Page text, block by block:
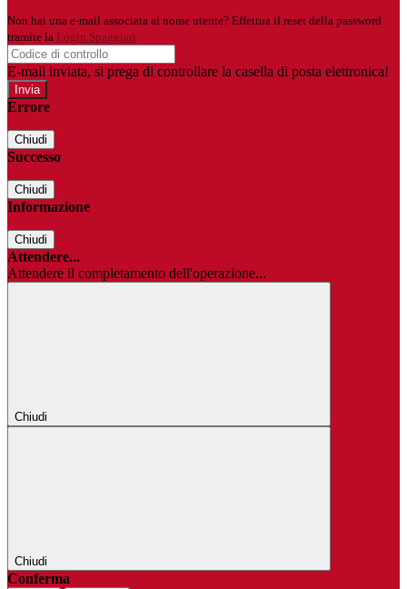
Non hai una e-mail associata al nome utente? Effettua il reset della password
tramite la Login Spaggiari
E-mail inviata, si prega di controllare la casella di posta elettronica!
Errore
Chiudi
Successo
Chiudi
Informazione
Chiudi
Attendere...
Attendere il completamento dell'operazione...
Chiudi
Chiudi
Conferma